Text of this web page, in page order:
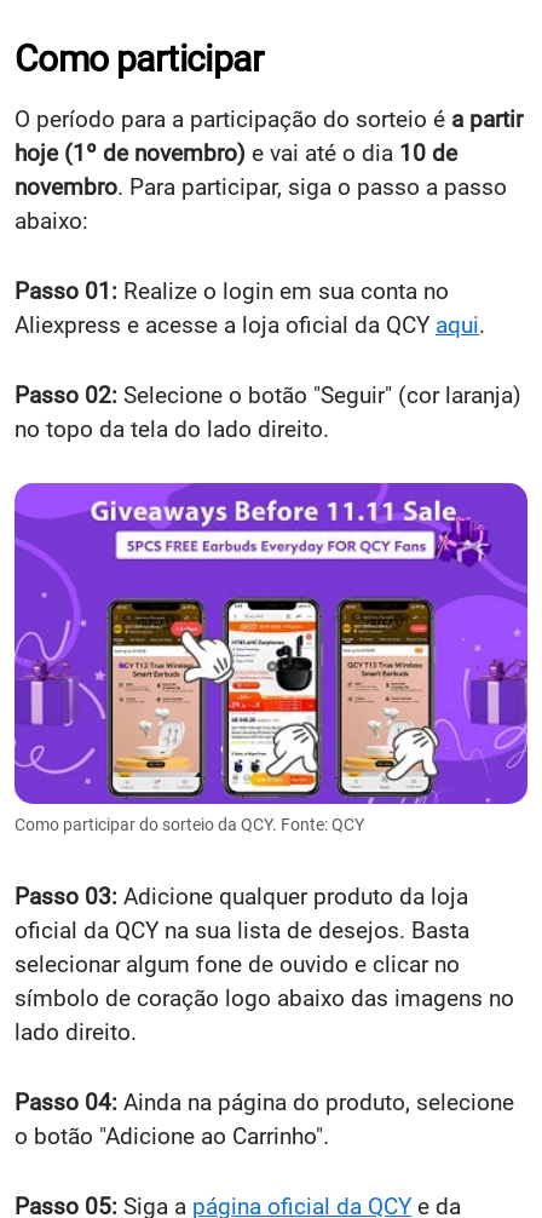
Como participar
O período para a participação do sorteio é a partir
hoje (1º de novembro) e vai até o dia 10 de
novembro. Para participar, siga o passo a passo
abaixo:
Passo 01: Realize o login em sua conta no
Aliexpress e acesse a loja oficial da QCY aqui.
Passo 02: Selecione o botão "Seguir" (cor laranja)
no topo da tela do lado direito.
Como participar do sorteio da QCY. Fonte: QCY
Passo 03: Adicione qualquer produto da loja
oficial da QCY na sua lista de desejos. Basta
selecionar algum fone de ouvido e clicar no
símbolo de coração logo abaixo das imagens no
lado direito.
Passo 04: Ainda na página do produto, selecione
o botão "Adicione ao Carrinho".
Passo 05: Siga a página oficial da QCY e da